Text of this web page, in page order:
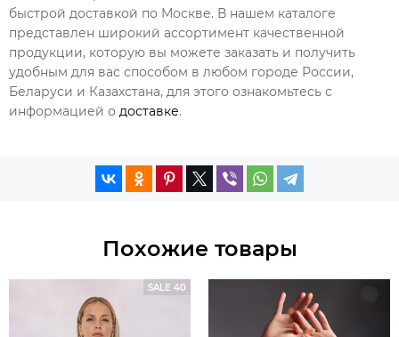
быстрой доставкой по Москве. В нашем каталоге
представлен широкий ассортимент качественной
продукции, которую вы можете заказать и получить
удобным для вас способом в любом городе России,
Беларуси и Казахстана, для этого ознакомьтесь с
информацией о доставке.
Похожие товары
SALE 40